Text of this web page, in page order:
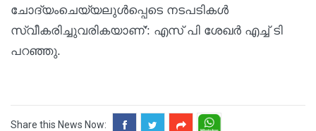
ചോദ്യംചെയ്യലുള്‍പ്പെടെ നടപടികള്‍
സ്വീകരിച്ചുവരികയാണ്': എസ് പി ശേഖര്‍ എച്ച് ടി
പറഞ്ഞു.
Share this News Now: